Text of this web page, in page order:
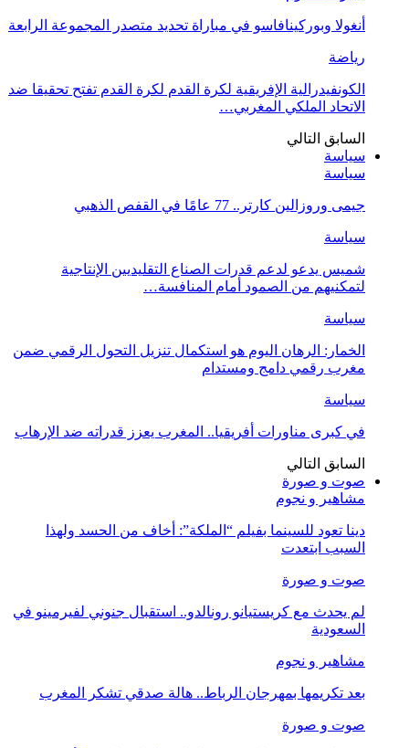
أنغولا وبوركينافاسو في مباراة تحديد متصدر المجموعة الرابعة
رياضة
الكونفيدرالية الإفريقية لكرة القدم لكرة القدم تفتح تحقيقا ضد
الاتحاد الملكي المغربي…
السابق التالي
سياسة
سياسة
جيمى وروزالين كارتر.. 77 عامًا في القفص الذهبي
سياسة
شميس يدعو لدعم قدرات الصناع التقليديين الإنتاجية
لتمكنيهم من الصمود أمام المنافسة…
سياسة
الخمار: الرهان اليوم هو استكمال تنزيل التحول الرقمي ضمن
مغرب رقمي دامج ومستدام
سياسة
في كبرى مناورات أفريقيا.. المغرب يعزز قدراته ضد الإرهاب
السابق التالي
صوت و صورة
مشاهير و نجوم
دينا تعود للسينما بفيلم “الملكة”: أخاف من الحسد ولهذا
السبب ابتعدت
صوت و صورة
لم يحدث مع كريستيانو رونالدو.. استقبال جنوني لفيرمينو في
السعودية
مشاهير و نجوم
بعد تكريمها بمهرجان الرباط.. هالة صدقي تشكر المغرب
صوت و صورة